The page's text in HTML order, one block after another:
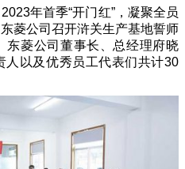
年首季“开门红”，凝聚全员
菱公司召开浒关生产基地誓师
东菱公司董事长、总经理府晓
人以及优秀员工代表们共计30